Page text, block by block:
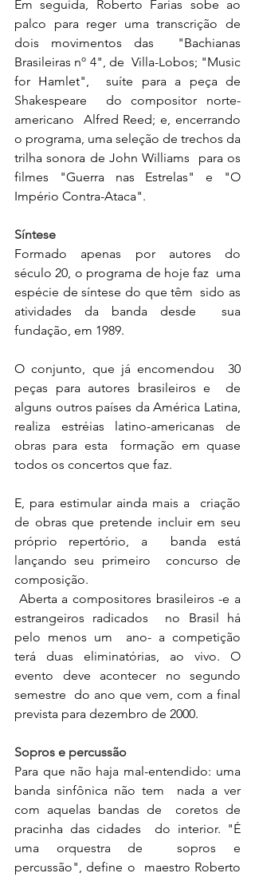
Em seguida, Roberto Farias sobe ao
palco para reger uma transcrição de
dois movimentos das  "Bachianas
Brasileiras nº 4", de  Villa-Lobos; "Music
for Hamlet",  suíte para a peça de
Shakespeare  do compositor norte-
americano  Alfred Reed; e, encerrando
o programa, uma seleção de trechos da
trilha sonora de John Williams  para os
filmes "Guerra nas Estrelas" e "O
Império Contra-Ataca".
Síntese
Formado apenas por autores do
século 20, o programa de hoje faz  uma
espécie de síntese do que têm  sido as
atividades da banda desde  sua
fundação, em 1989.
O conjunto, que já encomendou  30
peças para autores brasileiros e  de
alguns outros países da América Latina,
realiza estréias latino-americanas de
obras para esta  formação em quase
todos os concertos que faz.
E, para estimular ainda mais a  criação
de obras que pretende incluir em seu
próprio repertório, a  banda está
lançando seu primeiro  concurso de
composição.
estrangeiros radicados  no Brasil há
pelo menos um  ano- a competição
terá duas eliminatórias, ao vivo. O
evento deve acontecer no segundo
semestre  do ano que vem, com a final
prevista para dezembro de 2000.
Sopros e percussão
Para que não haja mal-entendido: uma
banda sinfônica não tem  nada a ver
com aquelas bandas de  coretos de
pracinha das cidades  do interior. "É
uma orquestra de  sopros e
percussão", define o  maestro Roberto